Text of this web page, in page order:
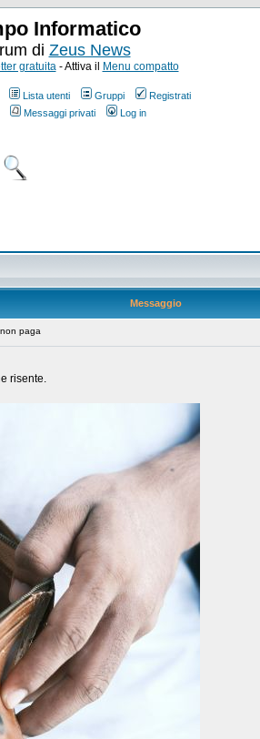
Informatico
di Zeus News
gratuita- Attiva il Menu compatto
Lista utenti Gruppi
Registrati
Messaggi privati Log in
Messaggio
paga
risente.